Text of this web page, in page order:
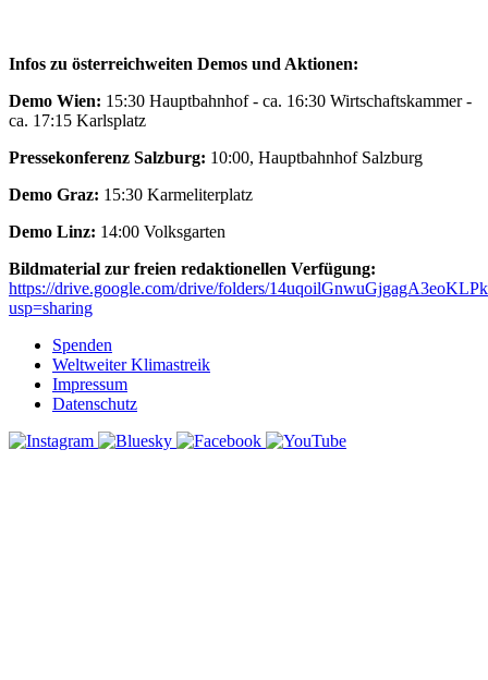
Infos zu österreichweiten Demos und Aktionen:
Demo Wien: 15:30 Hauptbahnhof - ca. 16:30 Wirtschaftskammer -
ca. 17:15 Karlsplatz
Pressekonferenz Salzburg: 10:00, Hauptbahnhof Salzburg
Demo Graz: 15:30 Karmeliterplatz
Demo Linz: 14:00 Volksgarten
Bildmaterial zur freien redaktionellen Verfügung:
https://drive.google.com/drive/folders/
usp=sharing
Spenden
Weltweiter Klimastreik
Impressum
Datenschutz